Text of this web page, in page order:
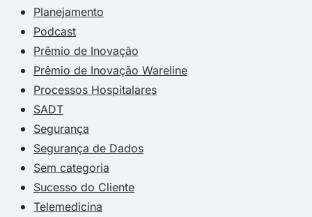
Planejamento
Podcast
Prêmio de Inovação
Prêmio de Inovação Wareline
Processos Hospitalares
SADT
Segurança
Segurança de Dados
Sem categoria
Sucesso do Cliente
Telemedicina